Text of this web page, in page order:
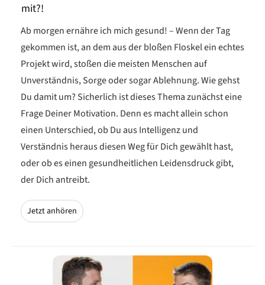
mit?!
Ab morgen ernähre ich mich gesund! – Wenn der Tag
gekommen ist, an dem aus der bloßen Floskel ein echtes
Projekt wird, stoßen die meisten Menschen auf
Unverständnis, Sorge oder sogar Ablehnung. Wie gehst
Du damit um? Sicherlich ist dieses Thema zunächst eine
Frage Deiner Motivation. Denn es macht allein schon
einen Unterschied, ob Du aus Intelligenz und
Verständnis heraus diesen Weg für Dich gewählt hast,
oder ob es einen gesundheitlichen Leidensdruck gibt,
der Dich antreibt.
Jetzt anhören